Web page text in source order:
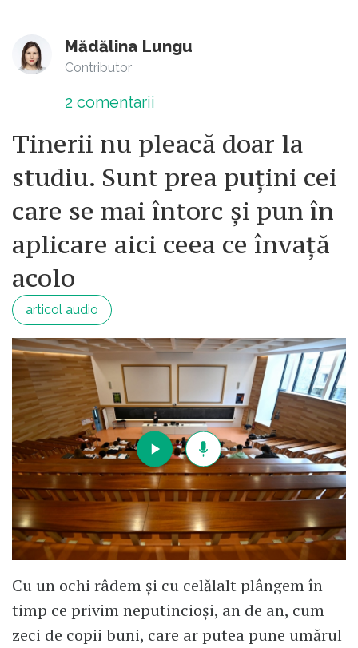
Mădălina Lungu
Contributor
2 comentarii
Tinerii nu pleacă doar la
studiu. Sunt prea puțini cei
care se mai întorc și pun în
aplicare aici ceea ce învață
acolo
articol audio
Cu un ochi râdem și cu celălalt plângem în
timp ce privim neputincioși, an de an, cum
zeci de copii buni, care ar putea pune umărul